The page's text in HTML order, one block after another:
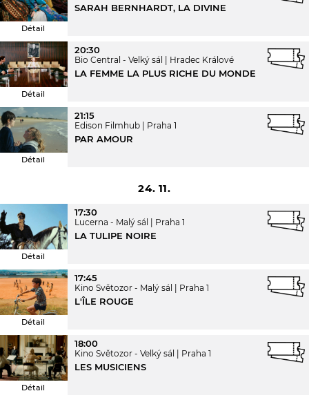
Détail
SARAH BERNHARDT, LA DIVINE
Détail
20:30
Bio Central - Velký sál Hradec Králové
LA FEMME LA PLUS RICHE DU MONDE
Détail
21:15
Edison Filmhub Praha 1
PAR AMOUR
24. 11.
Détail
17:30
Lucerna - Malý sál Praha 1
LA TULIPE NOIRE
Détail
17:45
Kino Světozor - Malý sál Praha 1
L'ÎLE ROUGE
Détail
18:00
Kino Světozor - Velký sál Praha 1
LES MUSICIENS